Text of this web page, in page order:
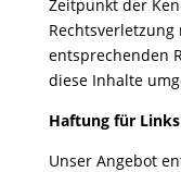
Zeitpunkt der
entsprechenden
diese Inhalte
Haftung für Links
Unser Angebot